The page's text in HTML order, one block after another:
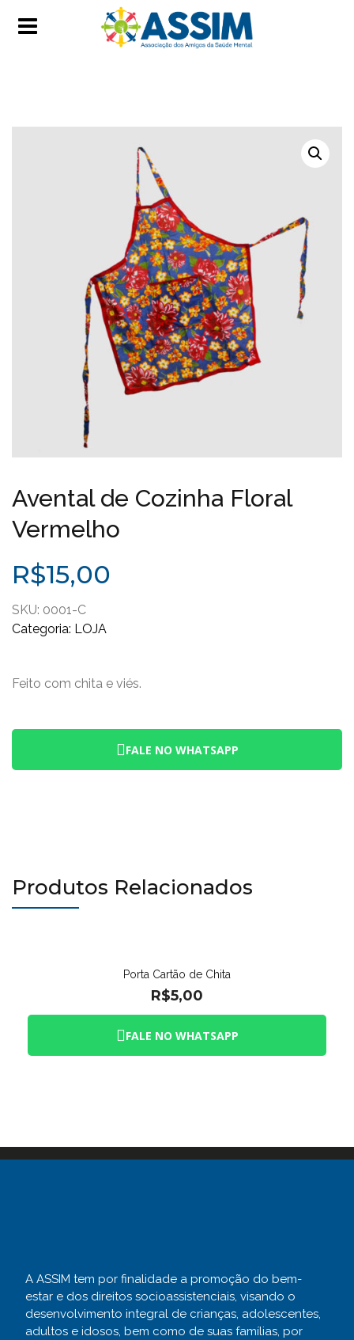
Avental de Cozinha Floral
Vermelho
R$15,00
SKU: 0001-C
Categoria: LOJA
Feito com chita e viés.
FALE NO WHATSAPP
Produtos Relacionados
Porta Cartão de Chita
R$5,00
FALE NO WHATSAPP
A ASSIM tem por finalidade a promoção do bem-
estar e dos direitos socioassistenciais, visando o
desenvolvimento integral de crianças, adolescentes,
adultos e idosos, bem como de suas famílias, por